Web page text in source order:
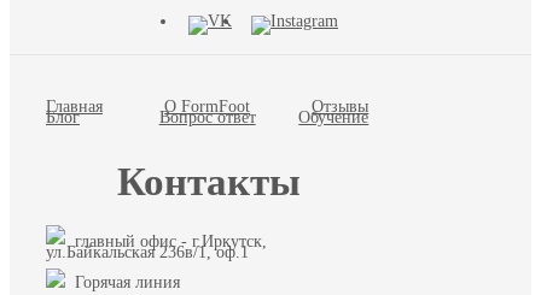
Главная О FormFoot Отзывы
Блог Вопрос ответ Обучение
Контакты
главный офис - г.Иркутск,
ул.Байкальская 236в/1, оф.1
Горячая линия